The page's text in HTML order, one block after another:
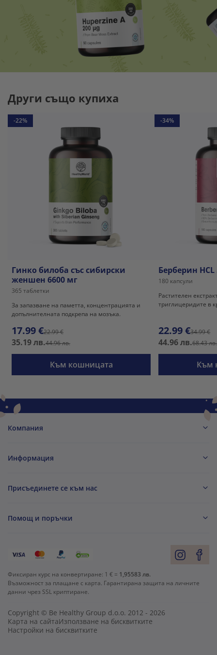
Други също купиха
-22%
Гинко билоба със сибирски
женшен 6600 мг
365 таблетки
За запазване на паметта, концентрацията и
допълнителната подкрепа на мозъка.
17.99 €22.99 €
35.19 лв.44.96 лв.
Към кошницата
-34%
Берберин HCL
180 капсули
Растителен
триглицеридите в
22.99 €34.99 €
44.96 лв.68.43 лв.
Към
Компания
Информация
Присъединете се към нас
Помощ и поръчки
Фиксиран курс на конвертиране: 1 € = 1,95583 лв.
Възможност за плащане с карта. Гарантирана защита на личните
данни чрез SSL криптиране.
Copyright © Be Healthy Group d.o.o. 2012 - 2026
Карта на сайтаИзползване на бисквитките
Настройки на бисквитките